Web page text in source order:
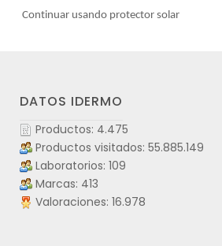
Continuar usando protector solar
DATOS IDERMO
Productos: 4.475
Productos visitados: 55.885.149
Laboratorios: 109
Marcas: 413
Valoraciones: 16.978